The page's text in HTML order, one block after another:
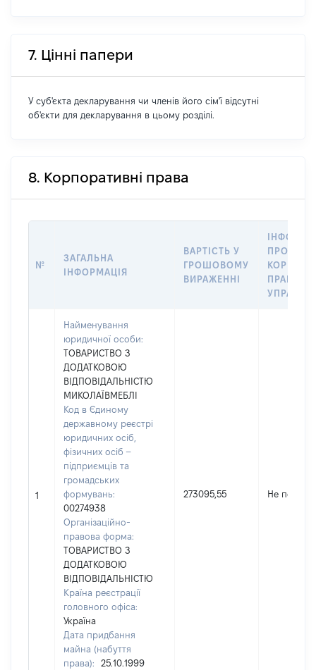
7. Цінні папери
У суб'єкта декларування чи членів його сім'ї відсутні
об'єкти для декларування в цьому розділі.
8. Корпоративні права
№
ЗАГАЛЬНА
ІНФОРМАЦІЯ
ВАРТІСТЬ У
ГРОШОВОМУ
ВИРАЖЕННІ
ПРО
ПРАВ В
1
Найменування
юридичної особи:
ТОВАРИСТВО З
ДОДАТКОВОЮ
ВІДПОВІДАЛЬНІСТЮ
МИКОЛАЇВМЕБЛІ
Код в Єдиному
державному реєстрі
юридичних осіб,
фізичних осіб –
підприємців та
громадських
формувань:
00274938
Організаційно-
правова форма:
ТОВАРИСТВО З
ДОДАТКОВОЮ
ВІДПОВІДАЛЬНІСТЮ
Країна реєстрації
головного офіса:
Україна
Дата придбання
майна (набуття
права):
25.10.1999
273095,55 Не